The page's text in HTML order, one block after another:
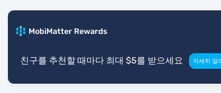
MobiMatter Rewards
친구를 추천할 때마다 최대 $5를 받으세요 자세히 알